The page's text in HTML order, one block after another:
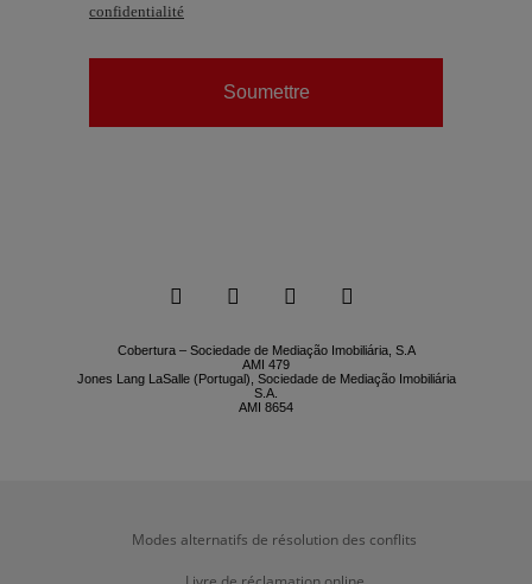
confidentialité
Soumettre
Cobertura – Sociedade de Mediação Imobiliária, S.A
AMI 479
Jones Lang LaSalle (Portugal), Sociedade de Mediação Imobiliária
S.A.
AMI 8654
   
Modes alternatifs de résolution des conflits